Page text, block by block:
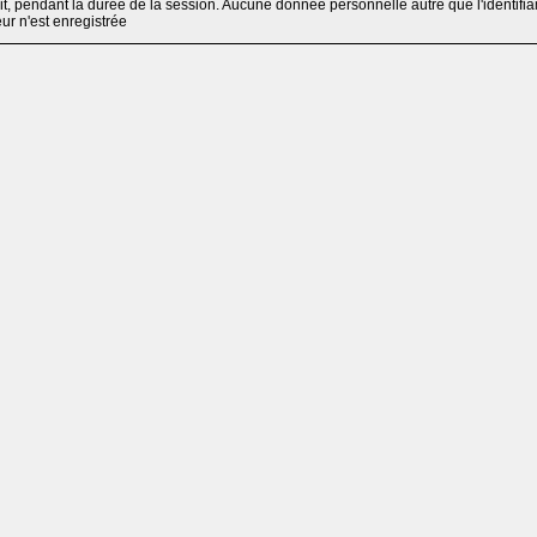
pendant la durée de la session. Aucune donnée personnelle autre que
n'est enregistrée